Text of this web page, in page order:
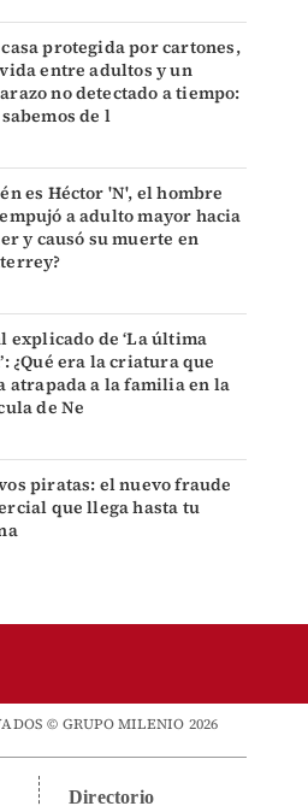
protegida por cartones,
entre adultos y un
no detectado a tiempo:
de l
es Héctor 'N', el hombre
a adulto mayor hacia
y causó su muerte en
explicado de ‘La última
¿Qué era la criatura que
atrapada a la familia en la
de Ne
piratas: el nuevo fraude
que llega hasta tu
© GRUPO MILENIO 2026
Directorio